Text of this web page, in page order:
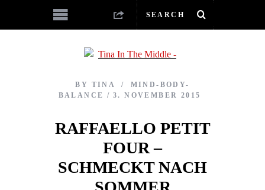
BY TINA
MIND-BODY-
BALANCE
3. NOVEMBER 2015
RAFFAELLO PETIT
FOUR –
SCHMECKT NACH